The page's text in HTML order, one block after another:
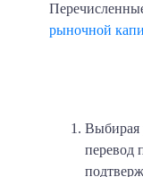
рыночной
Выбирая
перевод